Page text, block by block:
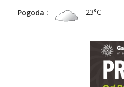
Pogoda : 23°C